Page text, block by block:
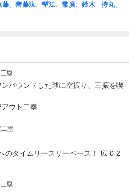
藤、 齊藤汰、 塹江、 常廣、 鈴木 - 持丸、
塁
バウンドした球に空振り、三振を喫
ウト二塁
塁
のタイムリースリーベース！ 広 0-2
塁